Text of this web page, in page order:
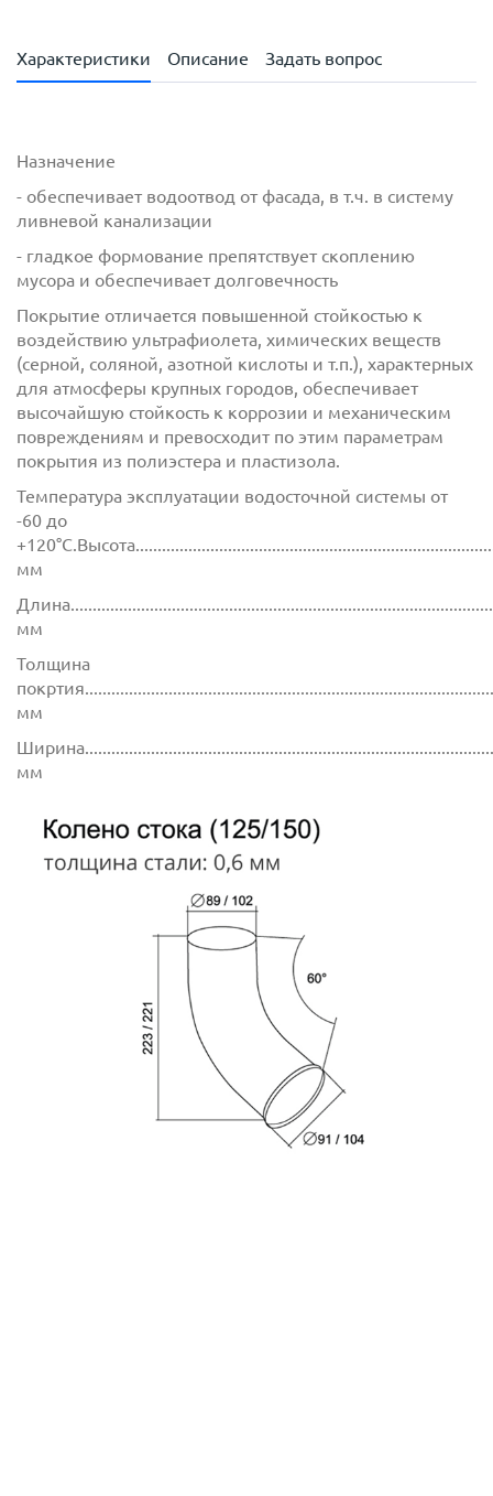
Характеристики Описание Задать вопрос
Назначение
- обеспечивает водоотвод от фасада, в т.ч. в систему
ливневой канализации
- гладкое формование препятствует скоплению
мусора и обеспечивает долговечность
Покрытие отличается повышенной стойкостью к
воздействию ультрафиолета, химических веществ
(серной, соляной, азотной кислоты и т.п.), характерных
для атмосферы крупных городов, обеспечивает
высочайшую стойкость к коррозии и механическим
повреждениям и превосходит по этим параметрам
покрытия из полиэстера и пластизола.
Температура эксплуатации водосточной системы от
-60 до
мм
мм
Толщина
мм
мм